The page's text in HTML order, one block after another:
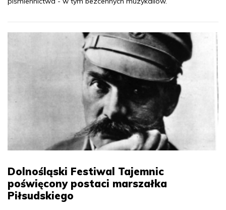
Dolnośląski Festiwal Tajemnic
poświęcony postaci marszałka
Piłsudskiego